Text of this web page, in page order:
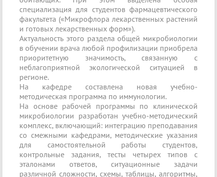
специализация для студентов фармацевтического
факультета («Микрофлора лекарственных растений
и готовых лекарственных форм»).
Актуальность этого раздела общей микробиологии
в обучении врача любой профилизации приобрела
приоритетную значимость, связанную с
неблагоприятной экологической ситуацией в
регионе.
На кафедре составлена новая учебно-
методическая программа по иммунологии.
На основе рабочей программы по клинической
микробиологии разработан учебно-методический
комплекс, включающий: интеграцию преподавания
со смежными кафедрами, методические указания
для самосто­ятельной работы студентов,
контрольные задания, тесты четырех типов с
эталонами ответов, ситуационные задачи
различной сложности, схемы, таблицы, алгоритмы,